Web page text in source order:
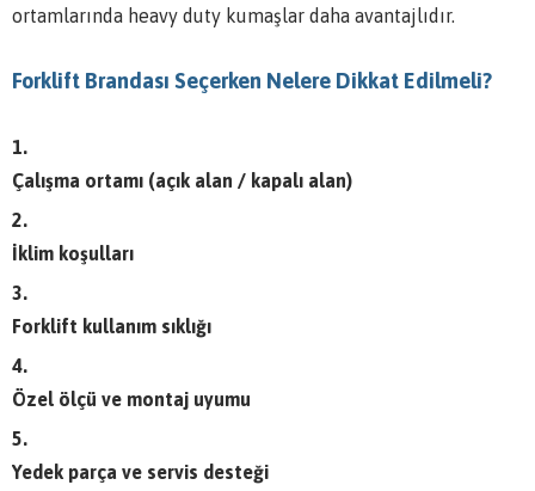
ortamlarında heavy duty kumaşlar daha avantajlıdır.
Forklift Brandası Seçerken Nelere Dikkat Edilmeli?
Çalışma ortamı (açık alan / kapalı alan)
İklim koşulları
Forklift kullanım sıklığı
Özel ölçü ve montaj uyumu
Yedek parça ve servis desteği